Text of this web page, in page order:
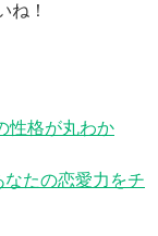
ね！
性格が丸わか
たの恋愛力をチ